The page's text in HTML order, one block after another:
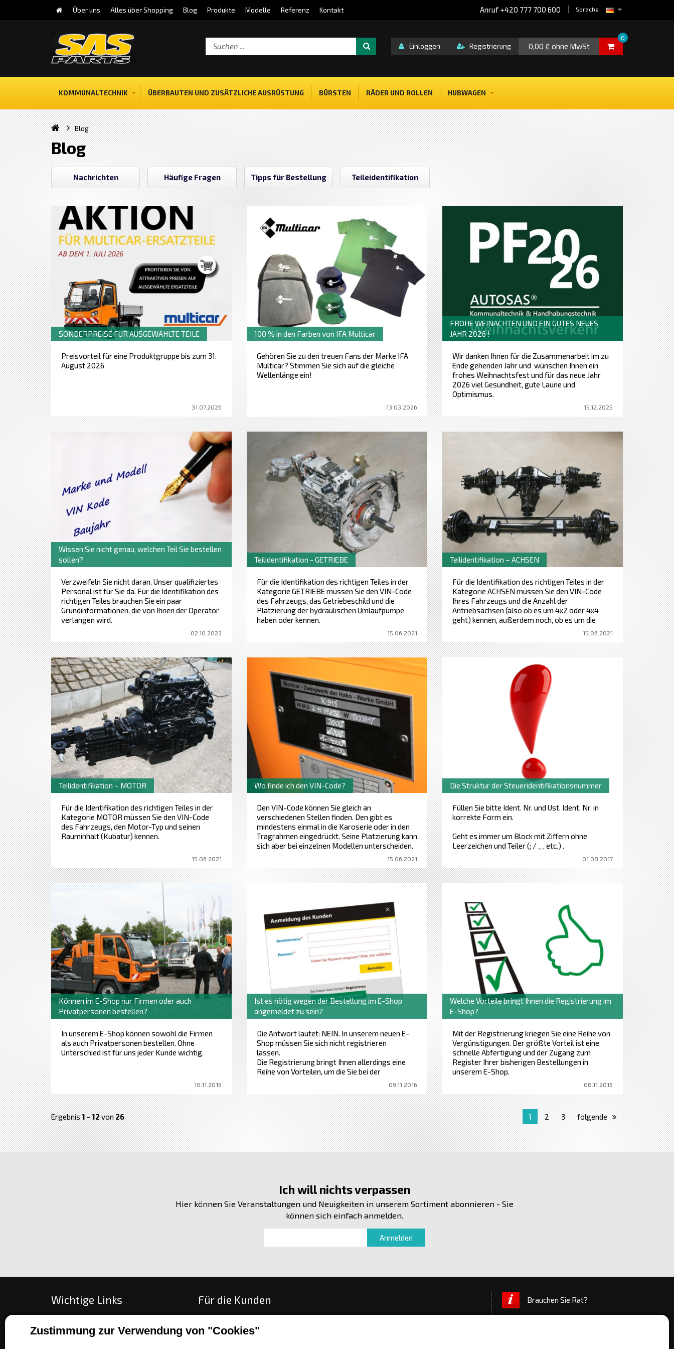
Zustimmung zur Verwendung von "Cookies"
Über uns Alles über Shopping Blog Produkte Modelle Referenz Kontakt Sprache
Anruf +420 777 700 600
0,00 € ohne MwSt
0
Einloggen Registrierung
KOMMUNALTECHNIK ÜBERBAUTEN UND ZUSÄTZLICHE AUSRÜSTUNG BÜRSTEN RÄDER UND ROLLEN HUBWAGEN
Blog
Blog
Nachrichten Häufige Fragen Tipps für Bestellung Teileidentifikation
SONDERPREISE FÜR AUSGEWÄHLTE TEILE
Preisvorteil für eine Produktgruppe bis zum 31.
August 2026
31.07.2026
100 % in den Farben von IFA Multicar
Gehören Sie zu den treuen Fans der Marke IFA
Multicar? Stimmen Sie sich auf die gleiche
Wellenlänge ein!
13.03.2026
FROHE WEINACHTEN UND EIN GUTES NEUES
JAHR 2026 !
Wir danken Ihnen für die Zusammenarbeit im zu
Ende gehenden Jahr und wünschen Ihnen ein
frohes Weihnachtsfest und für das neue Jahr
2026 viel Gesundheit, gute Laune und
Optimismus.
15.12.2025
Wissen Sie nicht genau, welchen Teil Sie bestellen
sollen?
Verzweifeln Sie nicht daran. Unser qualifiziertes
Personal ist für Sie da. Für die Identifikation des
richtigen Teiles brauchen Sie ein paar
Grundinformationen, die von Ihnen der Operator
verlangen wird.
02.10.2023
Teilidentifikation - GETRIEBE
Für die Identifikation des richtigen Teiles in der
Kategorie GETRIEBE müssen Sie den VIN-Code
des Fahrzeugs, das Getriebeschild und die
Platzierung der hydraulischen Umlaufpumpe
haben oder kennen.
15.06.2021
Teilidentifikation – ACHSEN
Für die Identifikation des richtigen Teiles in der
Kategorie ACHSEN müssen Sie den VIN-Code
Ihres Fahrzeugs und die Anzahl der
Antriebsachsen (also ob es um 4x2 oder 4x4
geht) kennen, außerdem noch, ob es um die
vordere oder hintere Achse geht, und nicht in der
und den Hersteller.
15.06.2021
Teilidentifikation – MOTOR
Für die Identifikation des richtigen Teiles in der
Kategorie MOTOR müssen Sie den VIN-Code
des Fahrzeugs, den Motor-Typ und seinen
Rauminhalt (Kubatur) kennen.
15.06.2021
Wo finde ich den VIN-Code?
Den VIN-Code können Sie gleich an
verschiedenen Stellen finden. Den gibt es
mindestens einmal in die Karoserie oder in den
Tragrahmen eingedrückt. Seine Platzierung kann
sich aber bei einzelnen Modellen unterscheiden.
15.06.2021
Die Struktur der Steueridentifikationsnummer
Füllen Sie bitte Ident. Nr. und Ust. Ident. Nr. in
korrekte Form ein.
Geht es immer um Block mit Ziffern ohne
Leerzeichen und Teiler (; / _ , etc.) .
und Teiler (; / _ , etc.)
Ust. Ident. Nr. ... Landesvorwahl und Block
etc.)
Geht es immer um Block mit Ziffern ohne
Leerzeichen und Teiler (; / _ , etc.) .
01.08.2017
Können im E-Shop nur Firmen oder auch
Privatpersonen bestellen?
In unserem E-Shop können sowohl die Firmen
als auch Privatpersonen bestellen. Ohne
Unterschied ist für uns jeder Kunde wichtig.
10.11.2016
Ist es nötig wegen der Bestellung im E-Shop
angemeldet zu sein?
Die Antwort lautet: NEIN. In unserem neuen E-
Shop müssen Sie sich nicht registrieren
lassen.
Die Registrierung bringt Ihnen allerdings eine
Reihe von Vorteilen, um die Sie bei der
Bestellung ohne Registrierung kommen.09.11.2016
Welche Vorteile bringt Ihnen die Registrierung im
E-Shop?
Mit der Registrierung kriegen Sie eine Reihe von
Vergünstigungen. Der größte Vorteil ist eine
schnelle Abfertigung und der Zugang zum
Register Ihrer bisherigen Bestellungen in
unserem E-Shop.
08.11.2016
Ergebnis1-12von26 1 2 3 folgende
Ich will nichts verpassen
Hier können Sie Veranstaltungen und Neuigkeiten in unserem Sortiment abonnieren - Sie
können sich einfach anmelden.
Wichtige Links
Über unsere Gesellschaft
Für die Kunden
Zahlungs- und Lieferungsoptionen
Brauchen Sie Rat?